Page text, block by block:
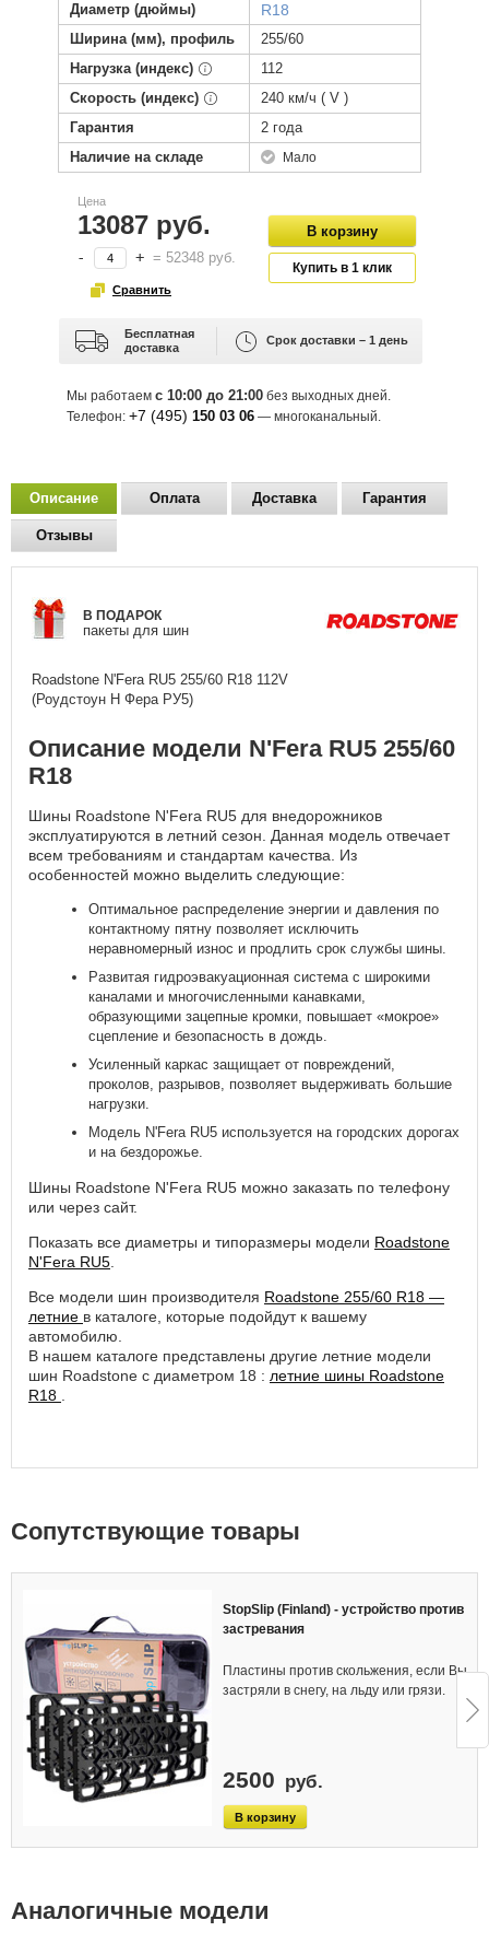
Диаметр (дюймы)
R18
Ширина (мм), профиль
255/60
Нагрузка (индекс)
112
Скорость (индекс)
240 км/ч ( V )
Гарантия
2 года
Наличие на складе
Мало
Цена
13087 руб.
- + = 52348 руб.
Бесплатная
доставка
Срок доставки – 1 день
Мы работаем с 10:00 до 21:00 без выходных дней.
Телефон: +7 (495) 150 03 06 — многоканальный.
Описание Оплата Доставка Гарантия
Отзывы
В ПОДАРОК
пакеты для шин
Roadstone N'Fera RU5 255/60 R18 112V
(Роудстоун Н Фера РУ5)
Описание модели N'Fera RU5 255/60
R18
Шины Roadstone N'Fera RU5 для внедорожников
эксплуатируются в летний сезон. Данная модель отвечает
всем требованиям и стандартам качества. Из
особенностей можно выделить следующие:
Оптимальное распределение энергии и давления по
контактному пятну позволяет исключить
неравномерный износ и продлить срок службы шины.
Развитая гидроэвакуационная система с широкими
каналами и многочисленными канавками,
образующими зацепные кромки, повышает «мокрое»
сцепление и безопасность в дождь.
Усиленный каркас защищает от повреждений,
проколов, разрывов, позволяет выдерживать большие
нагрузки.
Модель N'Fera RU5 используется на городских дорогах
и на бездорожье.
Шины Roadstone N'Fera RU5 можно заказать по телефону
или через сайт.
Показать все диаметры и типоразмеры модели Roadstone
N'Fera RU5
Все модели шин производителя Roadstone 255/60 R18 —
летние в каталоге, которые подойдут к вашему
автомобилю.
В нашем каталоге представлены другие летние модели
шин Roadstone с диаметром 18 : летние шины Roadstone
R18
Cопутствующие товары
StopSlip (Finland) - устройство против
застревания
Пластины против скольжения, если Вы
застряли в снегу, на льду или грязи.
2500 руб.
Аналогичные модели